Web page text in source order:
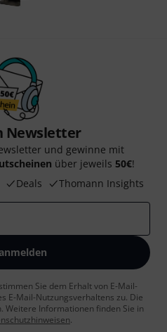
Newsletter
und gewinne mit
über jeweils 50€!
Deals Thomann Insights
Sie dem Erhalt von E-Mail-
E-Mail-Nutzungsverhaltens zu. Die
Weitere Informationen finden Sie in
.